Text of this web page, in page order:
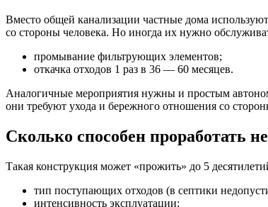
Вместо общей канализации частные дома
со стороны человека. Но иногда их нужно
промывание фильтрующих элементов;
откачка отходов 1 раз в 36 — 60 месяцев.
Аналогичные мероприятия нужны и простым
они требуют ухода и бережного отношения со
Сколько способен проработать
Такая конструкция может «прожить» до 5
тип поступающих отходов (в септики
интенсивность эксплуатации;